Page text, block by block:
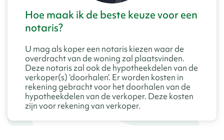
Hoe maak ik de beste keuze voor een
notaris?
U mag als koper een notaris kiezen waar de
overdracht van de woning zal plaatsvinden.
Deze notaris zal ook de hypotheekdelen van de
verkoper(s) ‘doorhalen’. Er worden kosten in
rekening gebracht voor het doorhalen van de
hypotheekdelen van de verkoper. Deze kosten
zijn voor rekening van verkoper.